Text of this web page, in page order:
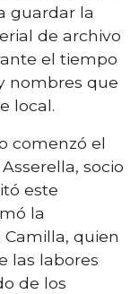
guardar la
de archivo
el tiempo
nombres que
local.
comenzó el
socio
este
la
quien
las labores
de los